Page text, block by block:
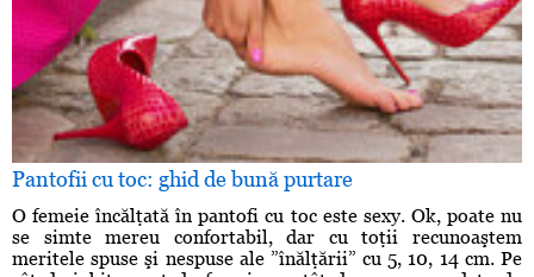
Pantofii cu toc: ghid de bună purtare
O femeie încălţată în pantofi cu toc este sexy. Ok, poate nu
se simte mereu confortabil, dar cu toţii recunoaştem
meritele spuse şi nespuse ale ”înălţării” cu 5, 10, 14 cm. Pe